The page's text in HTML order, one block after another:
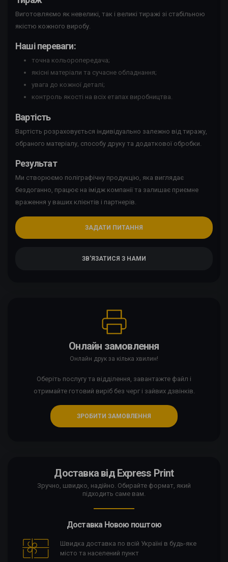
Виготовляємо як невеликі, так і великі тиражі зі стабільною
якістю кожного виробу.
Наші переваги:
точна кольоропередача;
якісні матеріали та сучасне обладнання;
увага до кожної деталі;
контроль якості на всіх етапах виробництва.
Вартість
Вартість розраховується індивідуально залежно від тиражу,
обраного матеріалу, способу друку та додаткової обробки.
Результат
Ми створюємо поліграфічну продукцію, яка виглядає
бездоганно, працює на імідж компанії та залишає приємне
враження у ваших клієнтів і партнерів.
ЗАДАТИ ПИТАННЯ
ЗВ'ЯЗАТИСЯ З НАМИ
Онлайн замовлення
Онлайн друк за кілька хвилин!
Оберіть послугу та відділення, завантажте файл і
отримайте готовий виріб без черг і зайвих дзвінків.
ЗРОБИТИ ЗАМОВЛЕННЯ
Доставка від Express Print
Зручно, швидко, надійно. Обирайте формат, який
підходить саме вам.
Доставка Новою поштою
Швидка доставка по всій Україні в будь-яке
місто та населений пункт